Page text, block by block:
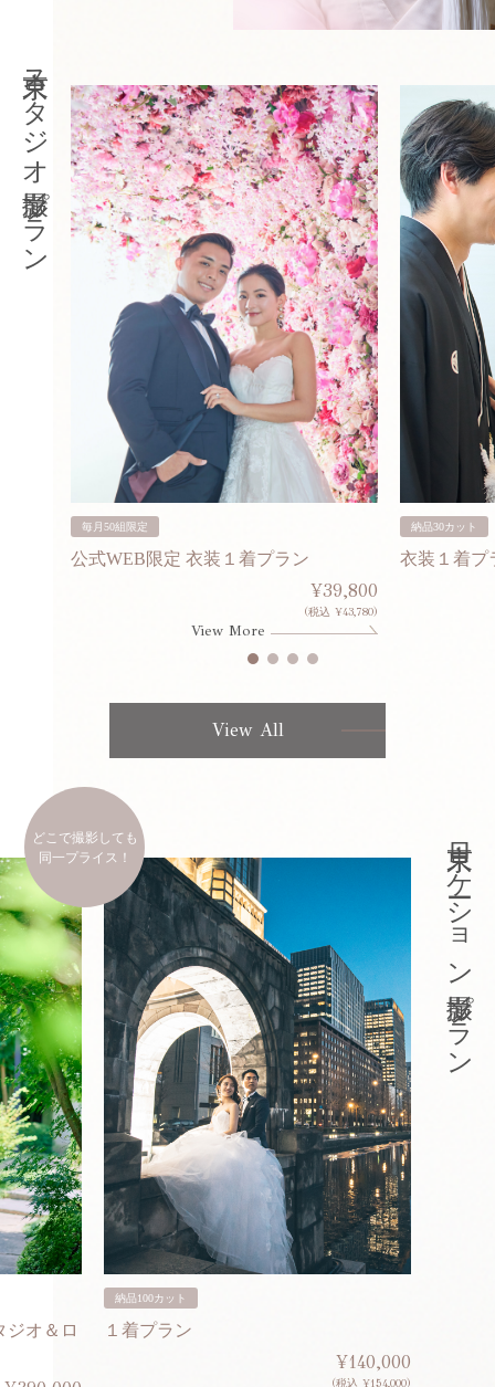
東京スタジオ撮影プラン
毎月50組限定
公式WEB限定 衣装１着プラン
¥39,800
(税込 ¥43,780)
View More
納品30カット
衣装１着プ
View All
どこで撮影しても
同一プライス！
ジオ＆ロ
納品100カット
１着プラン
¥140,000
(税込 ¥154,000)
東京ロケーション撮影プラン